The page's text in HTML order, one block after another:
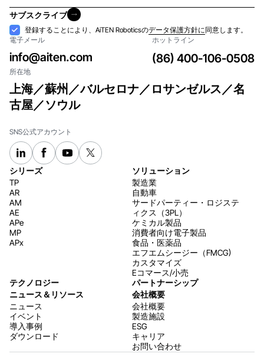
メ
ー
ル
サブスクライブ
サブスクライブ
受
け
入
れ
登録することにより、AiTEN Roboticsのデータ保護方針に 同意します。
電子メール
info@aiten.com
ホットライン
(86) 400-106-0508
所在地
上海／蘇州／バルセロナ／ロサンゼルス／名
古屋／ソウル
SNS公式アカウント
シリーズ
TP
AR
AM
AE
APe
MP
APx
ソリューション
製造業
自動車
サードパーティー・ロジステ
ィクス（3PL）
ケミカル製品
消費者向け電子製品
食品・医薬品
エフエムシージー（FMCG)
カスタマイズ
Eコマース/小売
テクノロジー
パートナーシップ
ニュース＆リソース
ニュース
イベント
導入事例
ダウンロード
会社概要
会社概要
製造施設
ESG
キャリア
お問い合わせ